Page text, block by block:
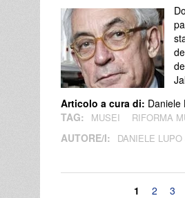
Articolo a cura di: Daniele
TAG:
MUSEI RIFORMA
AUTORE/I: DANIELE
1 2 3